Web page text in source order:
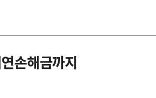
손해금까지